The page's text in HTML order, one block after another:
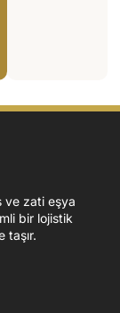
ve zati eşya
bir lojistik
taşır.